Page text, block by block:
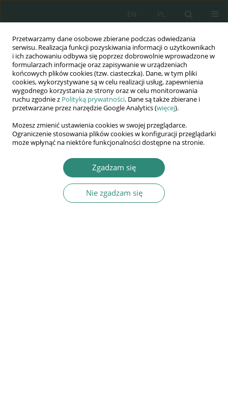
Przetwarzamy dane osobowe zbierane podczas odwiedzania
serwisu. Realizacja funkcji pozyskiwania informacji o użytkownikach
i ich zachowaniu odbywa się poprzez dobrowolnie wprowadzone w
formularzach informacje oraz zapisywanie w urządzeniach
końcowych plików cookies (tzw. ciasteczka). Dane, w tym pliki
cookies, wykorzystywane są w celu realizacji usług, zapewnienia
wygodnego korzystania ze strony oraz w celu monitorowania
ruchu zgodnie z Polityką prywatności. Dane są także zbierane i
przetwarzane przez narzędzie Google Analytics (więcej).
Możesz zmienić ustawienia cookies w swojej przeglądarce.
Ograniczenie stosowania plików cookies w konfiguracji przeglądarki
może wpłynąć na niektóre funkcjonalności dostępne na stronie.
Zgadzam się
Nie zgadzam się
PL
EN
Wydawnictwo
AWSGE
Akademia Nauk Stosowanych
WSGE
im. Alcide De Gasperi
Anna Chmielewska
Znaczenie i rola środowiska rodzinnego w